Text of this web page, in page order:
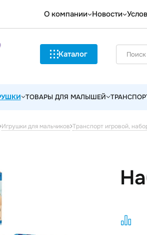
О компании Новости
Каталог
ТОВАРЫ ДЛЯ МАЛЫШЕЙ
Игрушки для мальчиков Транспорт игровой,